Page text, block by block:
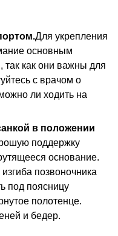
Для укрепления
основным
как они важны для
с врачом о
ли ходить на
в положении
поддержку
основание.
позвоночника
под поясницу
полотенце.
и бедер.